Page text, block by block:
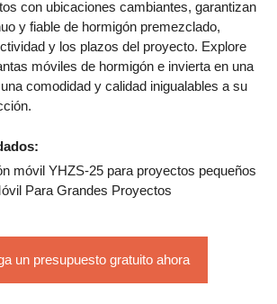
con ubicaciones cambiantes, garantizan
y fiable de hormigón premezclado,
y los plazos del proyecto. Explore
móviles de hormigón e invierta en una
comodidad y calidad inigualables a su
móvil YHZS-25 para proyectos pequeños
Para Grandes Proyectos
un presupuesto gratuito ahora